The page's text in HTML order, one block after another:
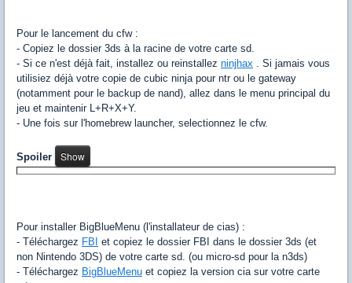
Pour le lancement du cfw :
- Copiez le dossier 3ds à la racine de votre carte sd.
- Si ce n'est déjà fait, installez ou reinstallez ninjhax . Si jamais vous
utilisiez déjà votre copie de cubic ninja pour ntr ou le gateway
(notamment pour le backup de nand), allez dans le menu principal du
jeu et maintenir L+R+X+Y.
- Une fois sur l'homebrew launcher, selectionnez le cfw.
Spoiler
Pour installer BigBlueMenu (l'installateur de cias) :
- Téléchargez FBI et copiez le dossier FBI dans le dossier 3ds (et
non Nintendo 3DS) de votre carte sd. (ou micro-sd pour la n3ds)
- Téléchargez BigBlueMenu et copiez la version cia sur votre carte